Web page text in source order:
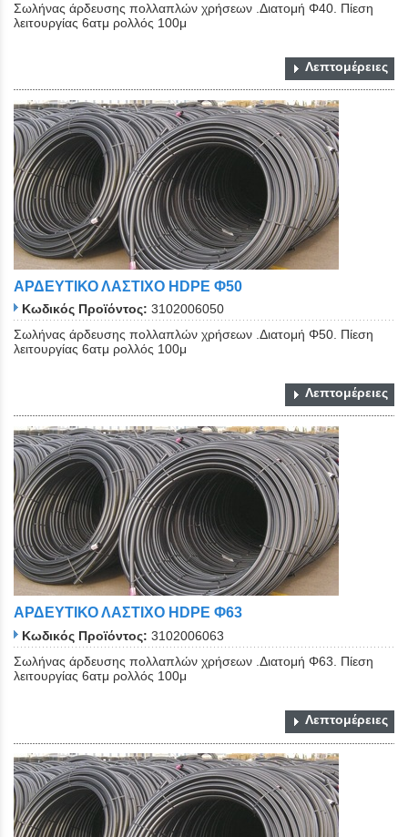
Σωλήνας άρδευσης πολλαπλών χρήσεων .Διατομή Φ40. Πίεση
λειτουργίας 6ατμ ρολλός 100μ
Λεπτομέρειες
ΑΡΔΕΥΤΙΚΟ ΛΑΣΤΙΧΟ ΗDPE Φ50
Κωδικός Προϊόντος: 3102006050
Σωλήνας άρδευσης πολλαπλών χρήσεων .Διατομή Φ50. Πίεση
λειτουργίας 6ατμ ρολλός 100μ
Λεπτομέρειες
ΑΡΔΕΥΤΙΚΟ ΛΑΣΤΙΧΟ ΗDPE Φ63
Κωδικός Προϊόντος: 3102006063
Σωλήνας άρδευσης πολλαπλών χρήσεων .Διατομή Φ63. Πίεση
λειτουργίας 6ατμ ρολλός 100μ
Λεπτομέρειες